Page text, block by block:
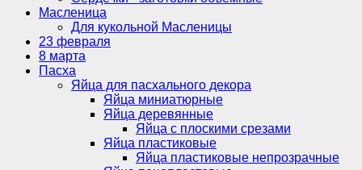
Масленица
Для кукольной Масленицы
23 февраля
8 марта
Пасха
Яйца для пасхального декора
Яйца миниатюрные
Яйца деревянные
Яйца с плоскими срезами
Яйца пластиковые
Яйца пластиковые непрозрачные